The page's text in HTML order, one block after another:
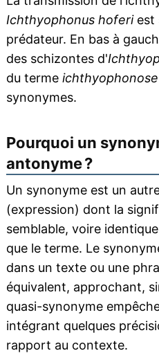
Ichthyophonus hoferiest
prédateur. En bas à
des schizontes d'
du terme ichthyophonose
synonymes.
Pourquoi un
antonyme ?
Un synonyme est un
(expression) dont la
semblable, voire
que le terme. Le
dans un texte ou une
équivalent, approchant,
quasi-synonyme
intégrant quelques
rapport au contexte.